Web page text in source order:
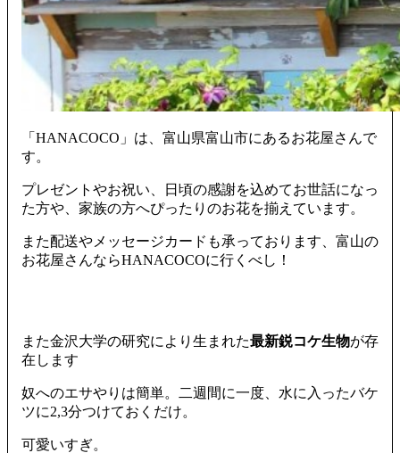
「HANACOCO」は、富山県富山市にあるお花屋さんで
す。
プレゼントやお祝い、日頃の感謝を込めてお世話になっ
た方や、家族の方へぴったりのお花を揃えています。
また配送やメッセージカードも承っております、富山の
お花屋さんならHANACOCOに行くべし！
また金沢大学の研究により生まれた最新鋭コケ生物が存
在します
奴へのエサやりは簡単。二週間に一度、水に入ったバケ
ツに2,3分つけておくだけ。
可愛いすぎ。